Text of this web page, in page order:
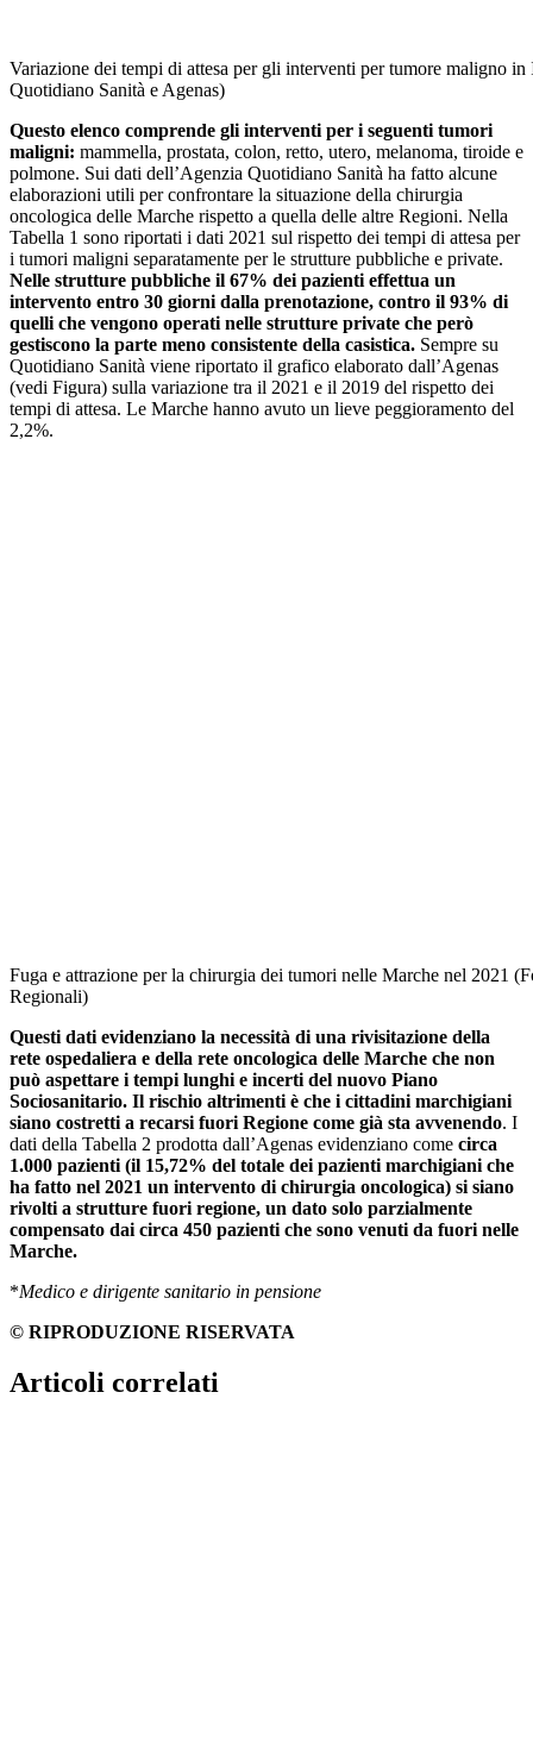
Variazione dei tempi di attesa per gli interventi per tumore maligno
Quotidiano Sanità e Agenas)
Questo elenco comprende gli interventi per i seguenti tumori
maligni: mammella, prostata, colon, retto, utero, melanoma, tiroide e
polmone. Sui dati dell’Agenzia Quotidiano Sanità ha fatto alcune
elaborazioni utili per confrontare la situazione della chirurgia
oncologica delle Marche rispetto a quella delle altre Regioni. Nella
Tabella 1 sono riportati i dati 2021 sul rispetto dei tempi di attesa per
i tumori maligni separatamente per le strutture pubbliche e private.
Nelle strutture pubbliche il 67% dei pazienti effettua un
intervento entro 30 giorni dalla prenotazione, contro il 93% di
quelli che vengono operati nelle strutture private che però
gestiscono la parte meno consistente della casistica. Sempre su
Quotidiano Sanità viene riportato il grafico elaborato dall’Agenas
(vedi Figura) sulla variazione tra il 2021 e il 2019 del rispetto dei
tempi di attesa. Le Marche hanno avuto un lieve peggioramento del
2,2%.
Fuga e attrazione per la chirurgia dei tumori nelle Marche nel 2021
Regionali)
Questi dati evidenziano la necessità di una rivisitazione della
rete ospedaliera e della rete oncologica delle Marche che non
può aspettare i tempi lunghi e incerti del nuovo Piano
Sociosanitario. Il rischio altrimenti è che i cittadini marchigiani
siano costretti a recarsi fuori Regione come già sta avvenendo. I
dati della Tabella 2 prodotta dall’Agenas evidenziano come circa
1.000 pazienti (il 15,72% del totale dei pazienti marchigiani che
ha fatto nel 2021 un intervento di chirurgia oncologica) si siano
rivolti a strutture fuori regione, un dato solo parzialmente
compensato dai circa 450 pazienti che sono venuti da fuori nelle
Marche.
*Medico e dirigente sanitario in pensione
© RIPRODUZIONE RISERVATA
Articoli correlati